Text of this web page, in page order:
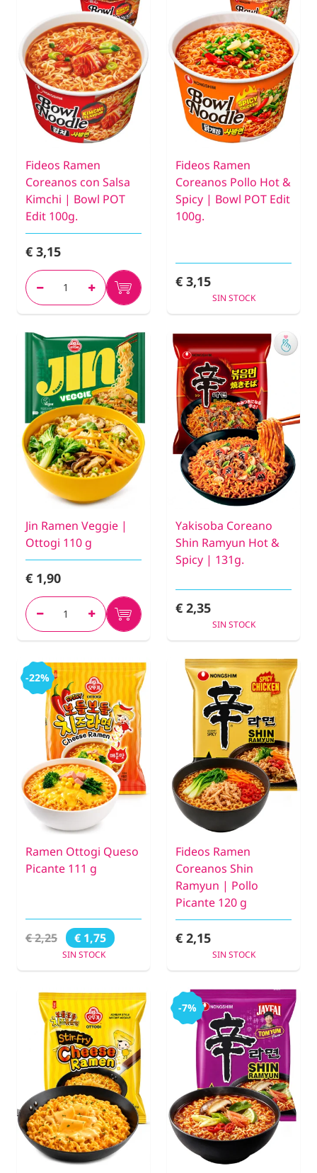
Fideos Ramen
Coreanos con Salsa
Kimchi | Bowl POT
Edit 100g.
€ 3,15
Fideos Ramen
Coreanos Pollo Hot &
Spicy | Bowl POT Edit
100g.
€ 3,15
SIN STOCK
Jin Ramen Veggie |
Ottogi 110 g
€ 1,90
Yakisoba Coreano
Shin Ramyun Hot &
Spicy | 131g.
€ 2,35
SIN STOCK
-22%
Ramen Ottogi Queso
Picante 111 g
€ 2,25 € 1,75
SIN STOCK
Fideos Ramen
Coreanos Shin
Ramyun | Pollo
Picante 120 g
€ 2,15
SIN STOCK
-7%